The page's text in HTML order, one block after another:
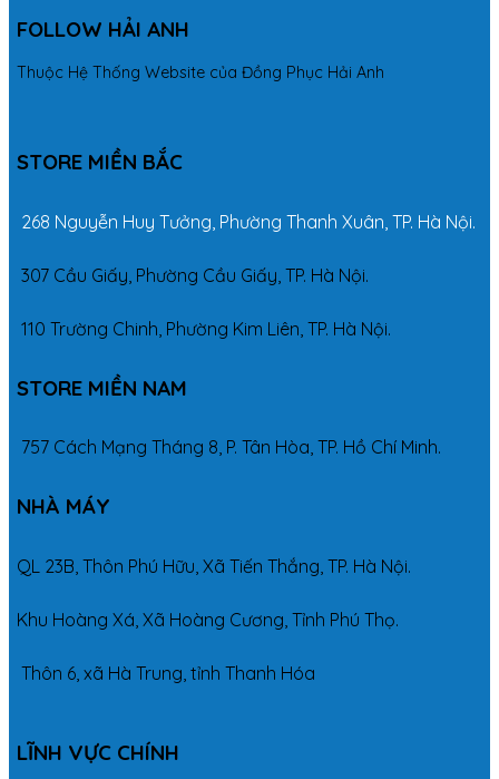
FOLLOW HẢI ANH
Thuộc Hệ Thống Website của Đồng Phục Hải Anh
STORE MIỀN BẮC
268 Nguyễn Huy Tưởng, Phường Thanh Xuân, TP. Hà Nội.
307 Cầu Giấy, Phường Cầu Giấy, TP. Hà Nội.
110 Trường Chinh, Phường Kim Liên, TP. Hà Nội.
STORE MIỀN NAM
757 Cách Mạng Tháng 8, P. Tân Hòa, TP. Hồ Chí Minh.
NHÀ MÁY
QL 23B, Thôn Phú Hữu, Xã Tiến Thắng, TP. Hà Nội.
Khu Hoàng Xá, Xã Hoàng Cương, Tỉnh Phú Thọ.
Thôn 6, xã Hà Trung, tỉnh Thanh Hóa
LĨNH VỰC CHÍNH